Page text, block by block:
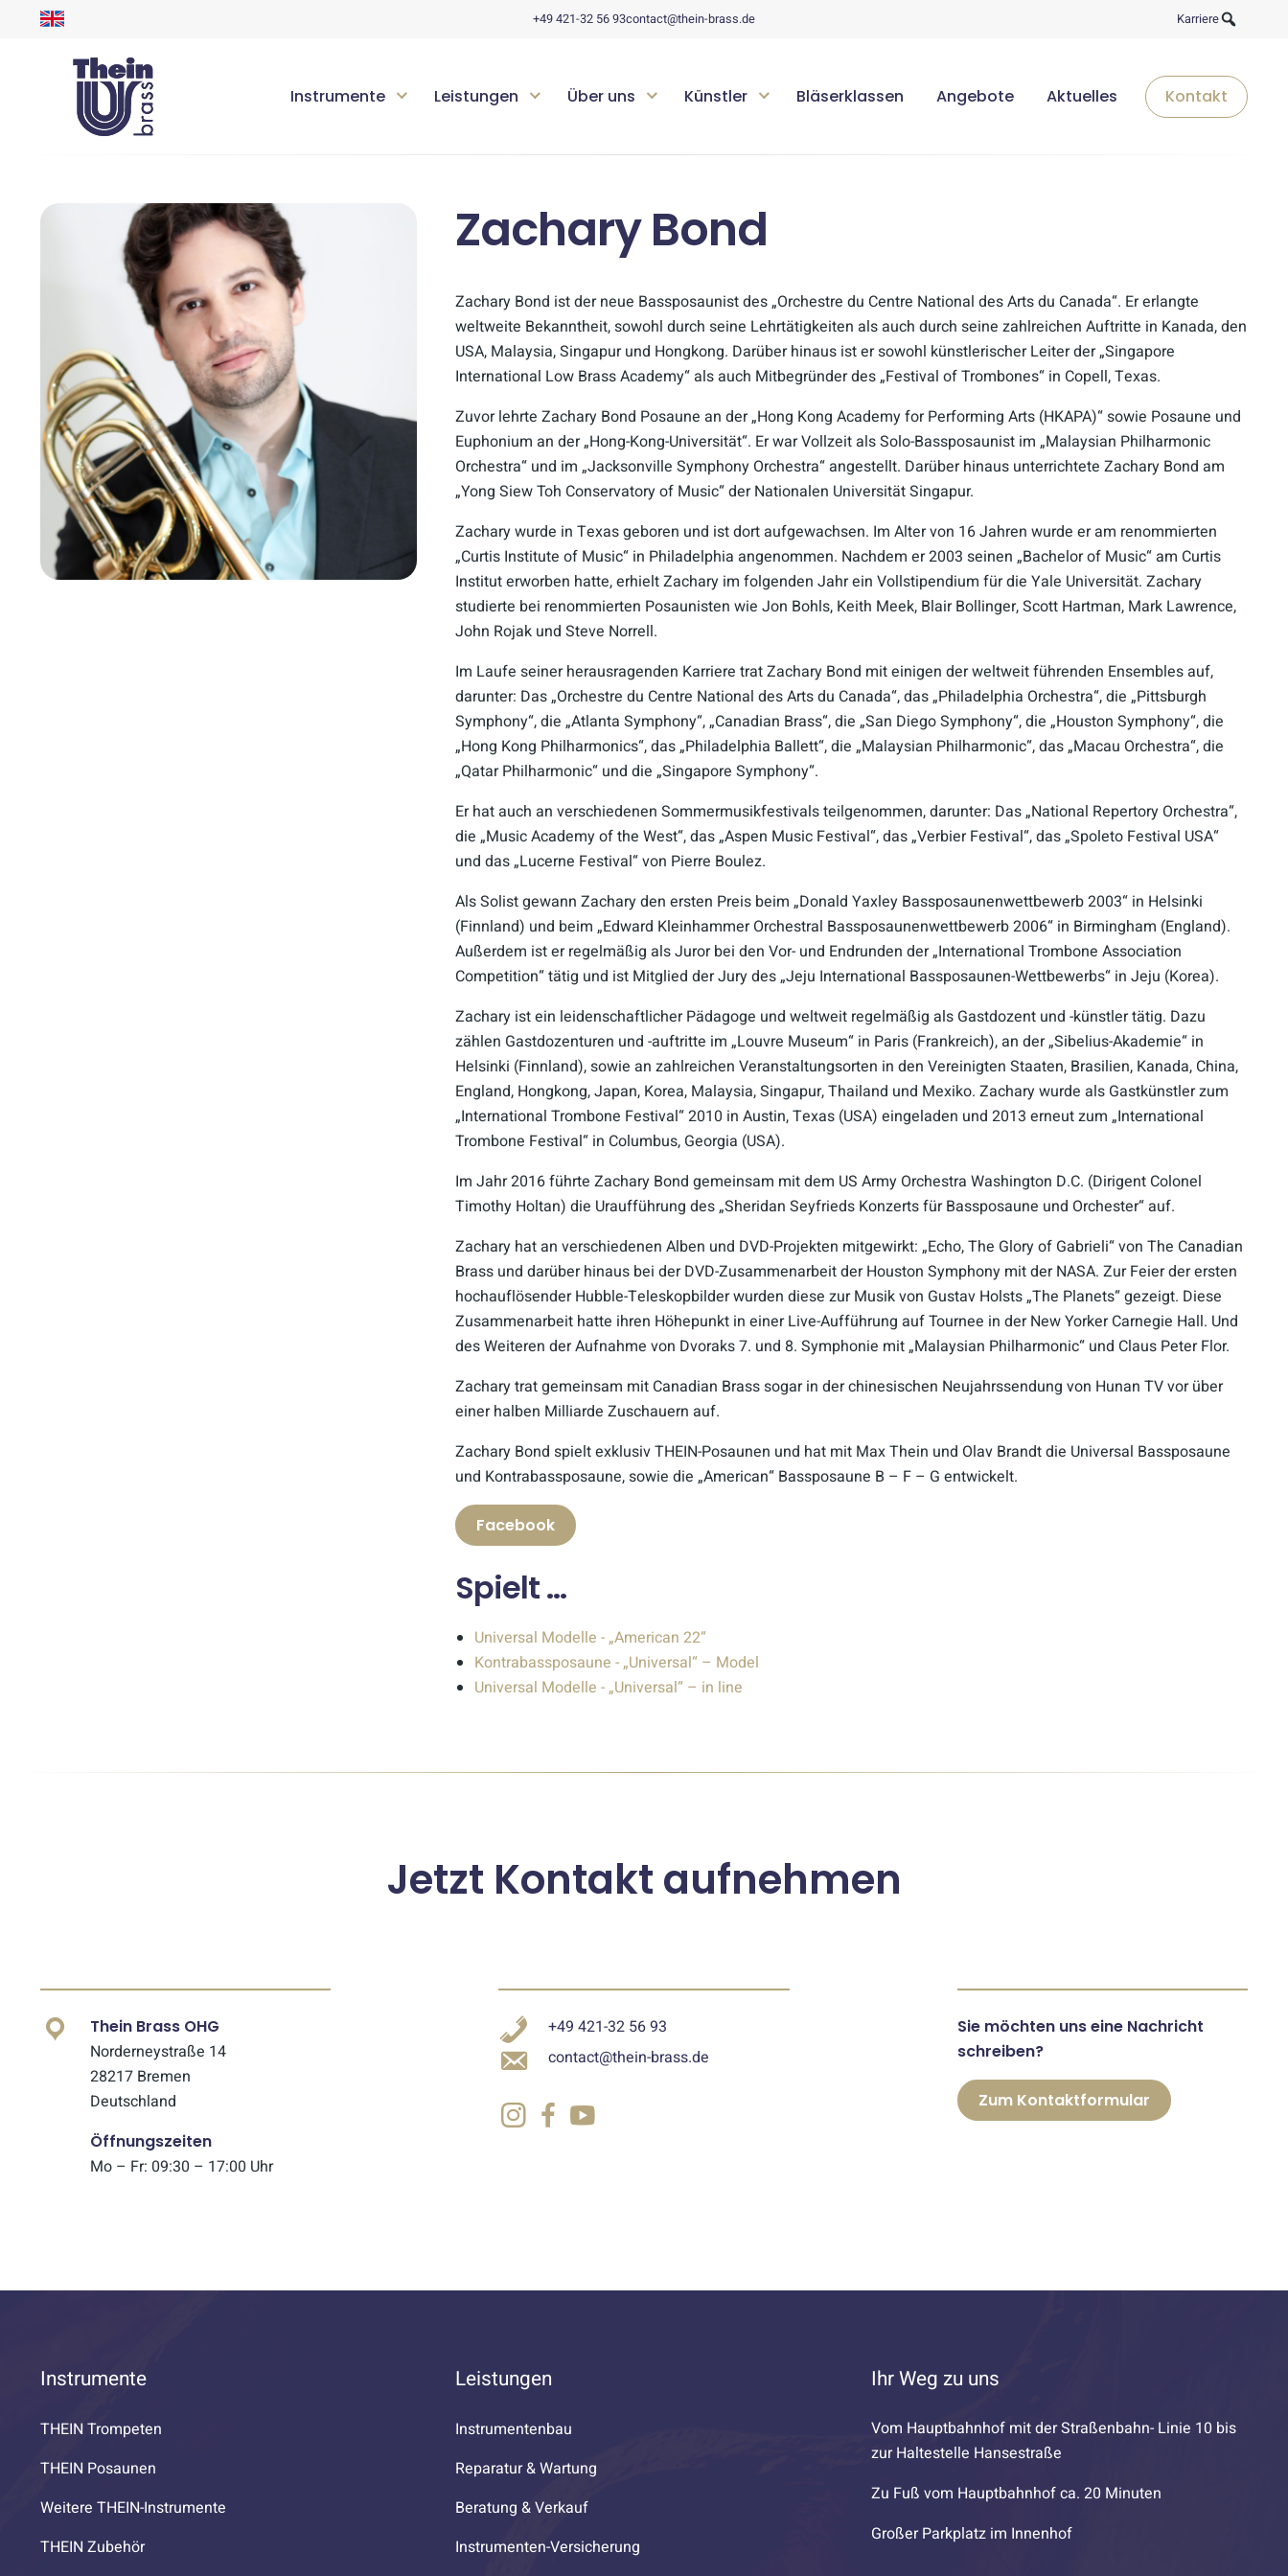
+49 421-32 56 93contact@thein-brass.de Karriere
Instrumente Leistungen Über uns Künstler Bläserklassen Angebote Aktuelles Kontakt
Zachary Bond
Zachary Bond ist der neue Bassposaunist des „Orchestre du Centre National des Arts du Canada“. Er erlangte
weltweite Bekanntheit, sowohl durch seine Lehrtätigkeiten als auch durch seine zahlreichen Auftritte in Kanada, den
USA, Malaysia, Singapur und Hongkong. Darüber hinaus ist er sowohl künstlerischer Leiter der „Singapore
International Low Brass Academy“ als auch Mitbegründer des „Festival of Trombones“ in Copell, Texas.
Zuvor lehrte Zachary Bond Posaune an der „Hong Kong Academy for Performing Arts (HKAPA)“ sowie Posaune und
Euphonium an der „Hong-Kong-Universität“. Er war Vollzeit als Solo-Bassposaunist im „Malaysian Philharmonic
Orchestra“ und im „Jacksonville Symphony Orchestra“ angestellt. Darüber hinaus unterrichtete Zachary Bond am
„Yong Siew Toh Conservatory of Music“ der Nationalen Universität Singapur.
Zachary wurde in Texas geboren und ist dort aufgewachsen. Im Alter von 16 Jahren wurde er am renommierten
„Curtis Institute of Music“ in Philadelphia angenommen. Nachdem er 2003 seinen „Bachelor of Music“ am Curtis
Institut erworben hatte, erhielt Zachary im folgenden Jahr ein Vollstipendium für die Yale Universität. Zachary
studierte bei renommierten Posaunisten wie Jon Bohls, Keith Meek, Blair Bollinger, Scott Hartman, Mark Lawrence,
John Rojak und Steve Norrell.
Im Laufe seiner herausragenden Karriere trat Zachary Bond mit einigen der weltweit führenden Ensembles auf,
darunter: Das „Orchestre du Centre National des Arts du Canada“, das „Philadelphia Orchestra“, die „Pittsburgh
Symphony“, die „Atlanta Symphony“, „Canadian Brass“, die „San Diego Symphony“, die „Houston Symphony“, die
„Hong Kong Philharmonics“, das „Philadelphia Ballett“, die „Malaysian Philharmonic“, das „Macau Orchestra“, die
„Qatar Philharmonic“ und die „Singapore Symphony“.
Er hat auch an verschiedenen Sommermusikfestivals teilgenommen, darunter: Das „National Repertory Orchestra“,
die „Music Academy of the West“, das „Aspen Music Festival“, das „Verbier Festival“, das „Spoleto Festival USA“
und das „Lucerne Festival“ von Pierre Boulez.
Als Solist gewann Zachary den ersten Preis beim „Donald Yaxley Bassposaunenwettbewerb 2003“ in Helsinki
(Finnland) und beim „Edward Kleinhammer Orchestral Bassposaunenwettbewerb 2006“ in Birmingham (England).
Außerdem ist er regelmäßig als Juror bei den Vor- und Endrunden der „International Trombone Association
Competition“ tätig und ist Mitglied der Jury des „Jeju International Bassposaunen-Wettbewerbs“ in Jeju (Korea).
Zachary ist ein leidenschaftlicher Pädagoge und weltweit regelmäßig als Gastdozent und -künstler tätig. Dazu
zählen Gastdozenturen und -auftritte im „Louvre Museum“ in Paris (Frankreich), an der „Sibelius-Akademie“ in
Helsinki (Finnland), sowie an zahlreichen Veranstaltungsorten in den Vereinigten Staaten, Brasilien, Kanada, China,
England, Hongkong, Japan, Korea, Malaysia, Singapur, Thailand und Mexiko. Zachary wurde als Gastkünstler zum
„International Trombone Festival“ 2010 in Austin, Texas (USA) eingeladen und 2013 erneut zum „International
Trombone Festival“ in Columbus, Georgia (USA).
Im Jahr 2016 führte Zachary Bond gemeinsam mit dem US Army Orchestra Washington D.C. (Dirigent Colonel
Timothy Holtan) die Uraufführung des „Sheridan Seyfrieds Konzerts für Bassposaune und Orchester“ auf.
Zachary hat an verschiedenen Alben und DVD-Projekten mitgewirkt: „Echo, The Glory of Gabrieli“ von The Canadian
Brass und darüber hinaus bei der DVD-Zusammenarbeit der Houston Symphony mit der NASA. Zur Feier der ersten
hochauflösender Hubble-Teleskopbilder wurden diese zur Musik von Gustav Holsts „The Planets“ gezeigt. Diese
Zusammenarbeit hatte ihren Höhepunkt in einer Live-Aufführung auf Tournee in der New Yorker Carnegie Hall. Und
des Weiteren der Aufnahme von Dvoraks 7. und 8. Symphonie mit „Malaysian Philharmonic“ und Claus Peter Flor.
Zachary trat gemeinsam mit Canadian Brass sogar in der chinesischen Neujahrssendung von Hunan TV vor über
einer halben Milliarde Zuschauern auf.
Zachary Bond spielt exklusiv THEIN-Posaunen und hat mit Max Thein und Olav Brandt die Universal Bassposaune
und Kontrabassposaune, sowie die „American“ Bassposaune B – F – G entwickelt.
Facebook
Spielt ...
Universal Modelle - „American 22“
Kontrabassposaune - „Universal“ – Model
Universal Modelle - „Universal“ – in line
Jetzt Kontakt aufnehmen
Thein Brass OHG
Norderneystraße 14
28217 Bremen
Deutschland
Öffnungszeiten
Mo – Fr: 09:30 – 17:00 Uhr
+49 421-32 56 93
contact@thein-brass.de
Sie möchten uns eine Nachricht
schreiben?
Zum Kontaktformular
Instrumente
THEIN Trompeten
THEIN Posaunen
Weitere THEIN-Instrumente
THEIN Zubehör
Leistungen
Instrumentenbau
Reparatur & Wartung
Beratung & Verkauf
Instrumenten-Versicherung
Ihr Weg zu uns
Vom Hauptbahnhof mit der Straßenbahn- Linie 10 bis
zur Haltestelle Hansestraße
Zu Fuß vom Hauptbahnhof ca. 20 Minuten
Großer Parkplatz im Innenhof